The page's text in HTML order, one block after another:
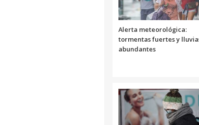
Alerta meteorológica:
tormentas fuertes y
abundantes